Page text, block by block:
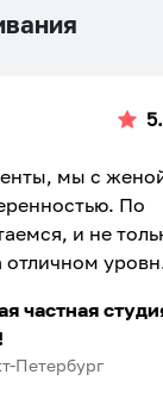
мы с
По
и не
отличном
доброй души
и вам, и
еще...
частная
Петербург